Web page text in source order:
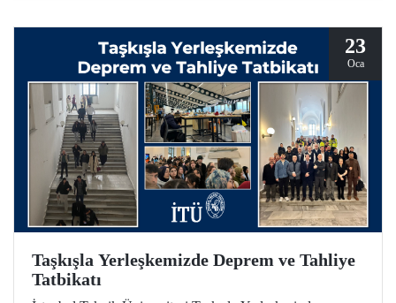
23
Oca
Taşkışla Yerleşkemizde Deprem ve Tahliye
Tatbikatı